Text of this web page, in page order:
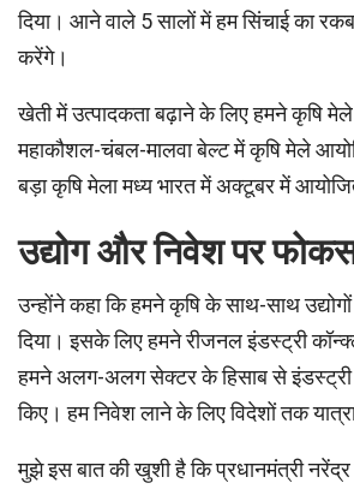
दिया। आने वाले 5 सालों में हम सिंचाई का
करेंगे।
खेती में उत्पादकता बढ़ाने के लिए हमने कृषि
महाकौशल-चंबल-मालवा बेल्ट में कृषि मेले
बड़ा कृषि मेला मध्य भारत में अक्टूबर में
उद्योग और निवेश पर
उन्होंने कहा कि हमने कृषि के साथ-साथ
दिया। इसके लिए हमने रीजनल इंडस्ट्री
हमने अलग-अलग सेक्टर के हिसाब से
किए। हम निवेश लाने के लिए विदेशों तक
मुझे इस बात की खुशी है कि प्रधानमंत्री नरेंद्र